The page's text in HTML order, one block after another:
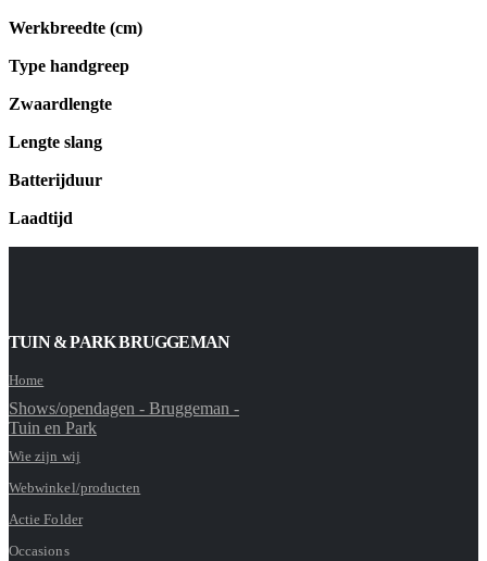
Werkbreedte (cm)
Type handgreep
Zwaardlengte
Lengte slang
Batterijduur
Laadtijd
TUIN & PARK BRUGGEMAN
Home
Shows/opendagen - Bruggeman -
Tuin en Park
Wie zijn wij
Webwinkel/producten
Actie Folder
Occasions